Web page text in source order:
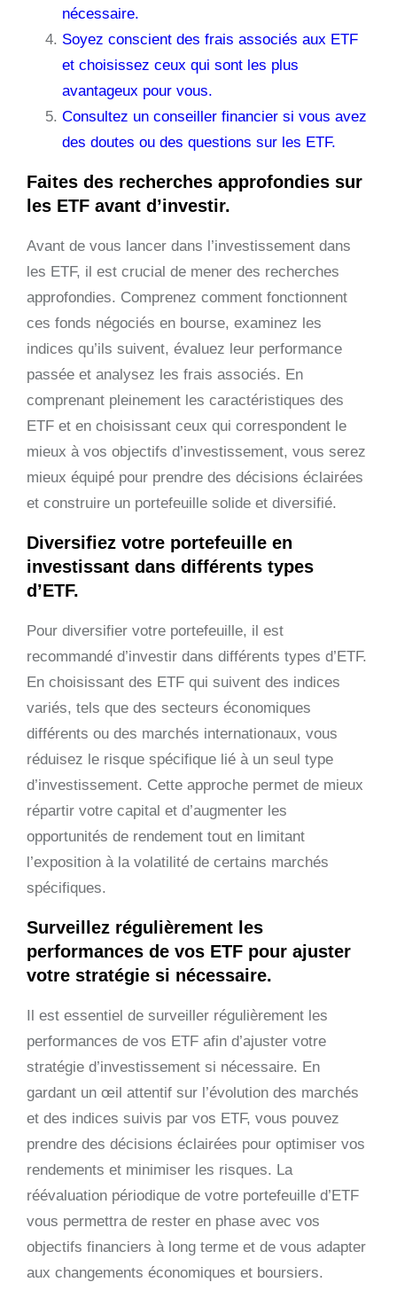
nécessaire.
Soyez conscient des frais associés aux ETF
et choisissez ceux qui sont les plus
avantageux pour vous.
Consultez un conseiller financier si vous avez
des doutes ou des questions sur les ETF.
Faites des recherches approfondies sur
les ETF avant d’investir.
Avant de vous lancer dans l’investissement dans
les ETF, il est crucial de mener des recherches
approfondies. Comprenez comment fonctionnent
ces fonds négociés en bourse, examinez les
indices qu’ils suivent, évaluez leur performance
passée et analysez les frais associés. En
comprenant pleinement les caractéristiques des
ETF et en choisissant ceux qui correspondent le
mieux à vos objectifs d’investissement, vous serez
mieux équipé pour prendre des décisions éclairées
et construire un portefeuille solide et diversifié.
Diversifiez votre portefeuille en
investissant dans différents types
d’ETF.
Pour diversifier votre portefeuille, il est
recommandé d’investir dans différents types d’ETF.
En choisissant des ETF qui suivent des indices
variés, tels que des secteurs économiques
différents ou des marchés internationaux, vous
réduisez le risque spécifique lié à un seul type
d’investissement. Cette approche permet de mieux
répartir votre capital et d’augmenter les
opportunités de rendement tout en limitant
l’exposition à la volatilité de certains marchés
spécifiques.
Surveillez régulièrement les
performances de vos ETF pour ajuster
votre stratégie si nécessaire.
Il est essentiel de surveiller régulièrement les
performances de vos ETF afin d’ajuster votre
stratégie d’investissement si nécessaire. En
gardant un œil attentif sur l’évolution des marchés
et des indices suivis par vos ETF, vous pouvez
prendre des décisions éclairées pour optimiser vos
rendements et minimiser les risques. La
réévaluation périodique de votre portefeuille d’ETF
vous permettra de rester en phase avec vos
objectifs financiers à long terme et de vous adapter
aux changements économiques et boursiers.